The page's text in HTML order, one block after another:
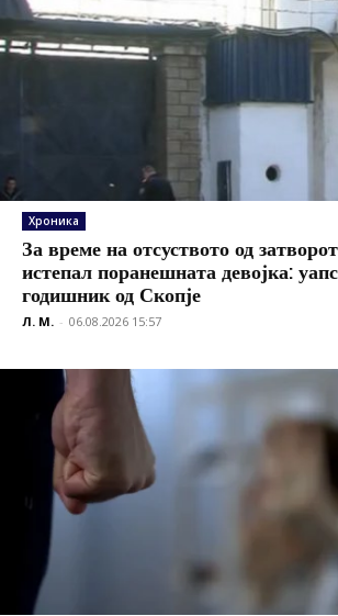
Хроника
За време на отсуството од
истепал поранешната девојка:
годишник од Скопје
Л. М. - 06.08.2026 15:57